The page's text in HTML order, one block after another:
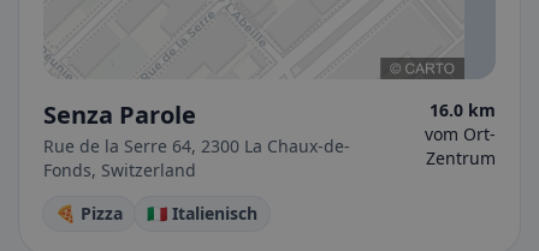
Senza Parole
Rue de la Serre 64, 2300 La Chaux-de-
Fonds, Switzerland
16.0 km
vom Ort-
Zentrum
🍕 Pizza 🇮🇹 Italienisch